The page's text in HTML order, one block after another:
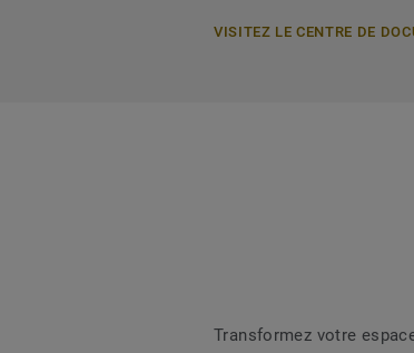
VISITEZ LE CENTRE DE
Transformez votre